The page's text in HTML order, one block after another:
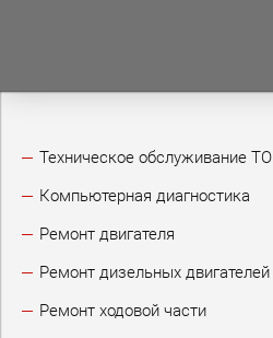
Техническое обслуживание ТО
Компьютерная диагностика
Ремонт двигателя
Ремонт дизельных двигателей
Ремонт ходовой части